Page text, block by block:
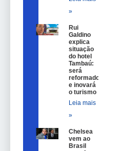
»
Rui
Galdino
explica
situação
do hotel
Tambaú:
será
reformado
e inovará
o turismo
Leia mais
»
Chelsea
vem ao
Brasil